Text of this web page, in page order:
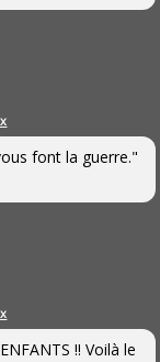
font la guerre."
!! Voilà le